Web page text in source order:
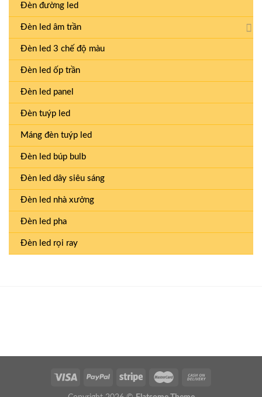
Đèn đường led
Đèn led âm trần
Đèn led 3 chế độ màu
Đèn led ốp trần
Đèn led panel
Đèn tuýp led
Máng đèn tuýp led
Đèn led búp bulb
Đèn led dây siêu sáng
Đèn led nhà xưởng
Đèn led pha
Đèn led rọi ray